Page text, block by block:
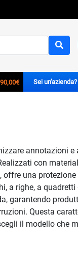
90,00€
annotazioni
con
una
a righe, a
garantendo
Questa
il modello che